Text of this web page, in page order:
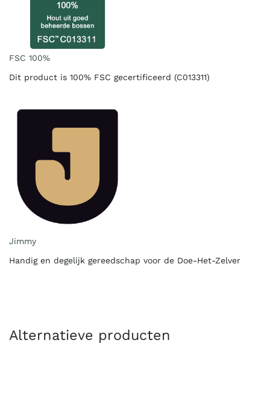
FSC 100%
Dit product is 100% FSC gecertificeerd (C013311)
Jimmy
Handig en degelijk gereedschap voor de Doe-Het-Zelver
Alternatieve producten